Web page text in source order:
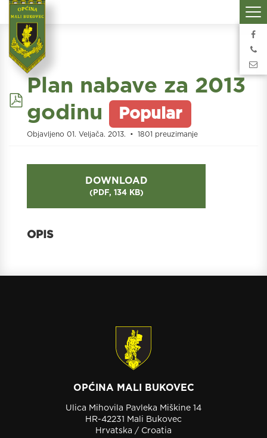
pdf
Plan nabave za 2013
godinu
Popular
Objavljeno 01. Veljača. 2013. 1801 preuzimanje
DOWNLOAD
( PDF, 134 KB)
OPĆINA MALI BUKOVEC
Ulica Mihovila Pavleka Miškine 14
HR-42231 Mali Bukovec
Hrvatska / Croatia